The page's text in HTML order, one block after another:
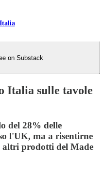
on Substack
Italia sulle tavole
del 28% delle
l'UK, ma a risentirne
altri prodotti del Made